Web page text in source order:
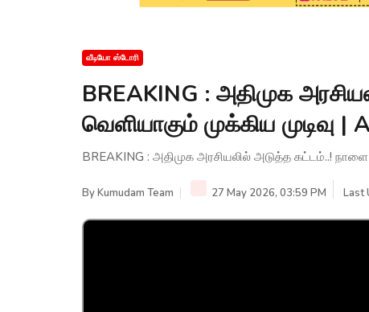
வீடியோ ஸ்டோரி
BREAKING : அதிமுக
வெளியாகும் முக்கிய முடிவு
BREAKING : அதிமுக அரசியலில் அடுத்த கட்டம்..!
ByKumudam Team 27 May 2026, 03:59 PM Last